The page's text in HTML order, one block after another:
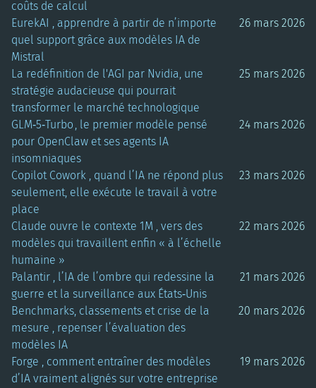
coûts de calcul
EurekAI , apprendre à partir de n’importe
quel support grâce aux modèles IA de
Mistral
26 mars 2026
La redéfinition de l'AGI par Nvidia, une
stratégie audacieuse qui pourrait
transformer le marché technologique
25 mars 2026
GLM‑5‑Turbo , le premier modèle pensé
pour OpenClaw et ses agents IA
insomniaques
24 mars 2026
Copilot Cowork , quand l’IA ne répond plus
seulement, elle exécute le travail à votre
place
23 mars 2026
Claude ouvre le contexte 1M , vers des
modèles qui travaillent enfin « à l’échelle
humaine »
22 mars 2026
Palantir , l’IA de l’ombre qui redessine la
guerre et la surveillance aux États‑Unis
21 mars 2026
Benchmarks, classements et crise de la
mesure , repenser l’évaluation des
modèles IA
20 mars 2026
Forge , comment entraîner des modèles
d’IA vraiment alignés sur votre entreprise
19 mars 2026